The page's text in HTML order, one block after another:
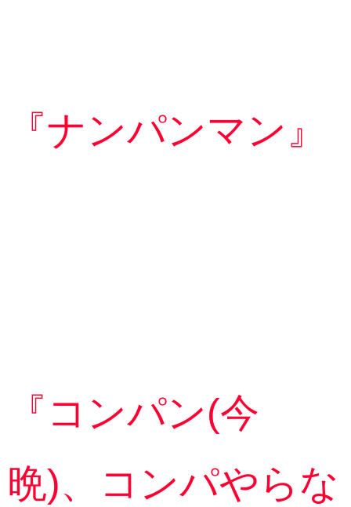
『ナンパンマン』
『コンパン(今
晩)、コンパやらな